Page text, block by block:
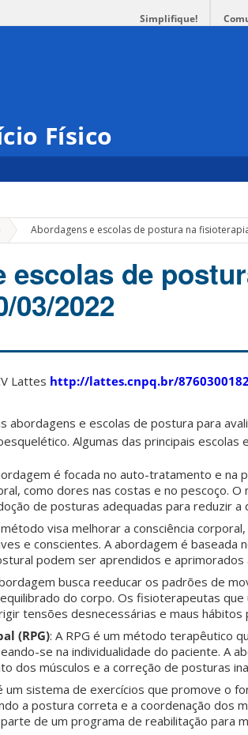
Simplifique!
Físico
» Abordagens e escolas de postura na
escolas de
03/2022
Lattes http://lattes.cnpq.br/
abordagens e escolas de postura para
Algumas das principais escolas
é focada no auto-tratamento e na
como dores nas costas e no pescoço.
de posturas adequadas para reduzir a
visa melhorar a consciência
e conscientes. A abordagem é baseada
podem ser aprendidos e aprimorados
busca reeducar os padrões de
do corpo. Os fisioterapeutas
tensões desnecessárias e maus hábitos
(RPG): A RPG é um método terapêutico
se na individualidade do paciente. A
dos músculos e a correção de posturas
um sistema de exercícios que promove o
a postura correta e a coordenação dos
de um programa de reabilitação para